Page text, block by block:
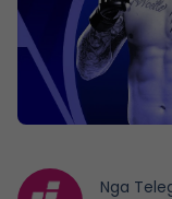
Nga